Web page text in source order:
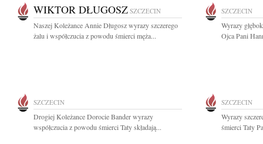
WIKTOR DŁUGOSZ SZCZECIN
Naszej Koleżance Annie Długosz wyrazy szczerego
żalu i współczucia z powodu śmierci męża...
SZCZECIN
Wyrazy
Ojca Pani
SZCZECIN
Drogiej Koleżance Dorocie Bander wyrazy
współczucia z powodu śmierci Taty składają...
SZCZECIN
Wyrazy
śmierci Taty